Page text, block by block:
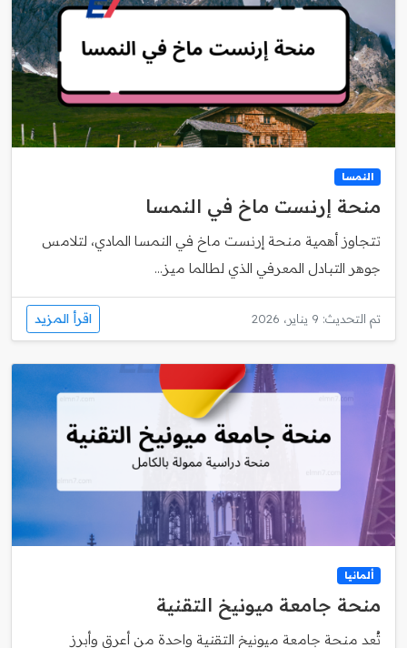
النمسا
منحة إرنست ماخ في النمسا
تتجاوز أهمية منحة إرنست ماخ في النمسا المادي، لتلامس
جوهر التبادل المعرفي الذي لطالما ميز...
تم التحديث: 9 يناير، 2026 اقرأ المزيد
ألمانيا
منحة جامعة ميونيخ التقنية
تُعد منحة جامعة ميونيخ التقنية واحدة من أعرق وأبرز